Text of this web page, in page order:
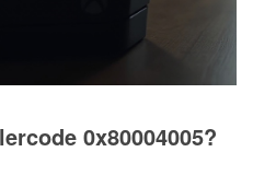
0x80004005?